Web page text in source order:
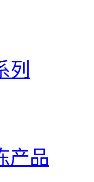
列
产品